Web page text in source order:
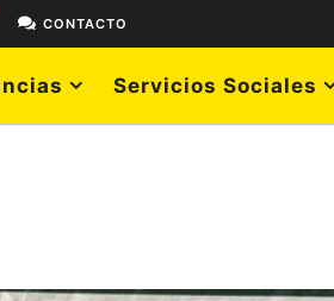
CONTACTO
Servicios Sociales